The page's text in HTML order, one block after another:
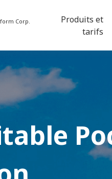
Corp.
Produits et
tarifs